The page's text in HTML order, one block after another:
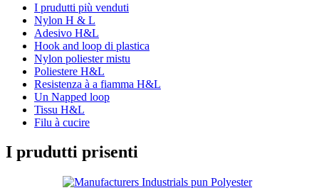
I prudutti più venduti
Nylon H & L
Adesivo H&L
Hook and loop di plastica
Nylon poliester mistu
Poliestere H&L
Resistenza à a fiamma H&L
Un Napped loop
Tissu H&L
Filu à cucire
I prudutti prisenti